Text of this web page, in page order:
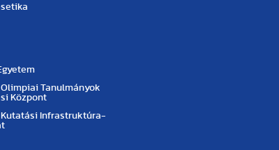
Olimpiai Tanulmányok
Központ
Kutatási Infrastruktúra-